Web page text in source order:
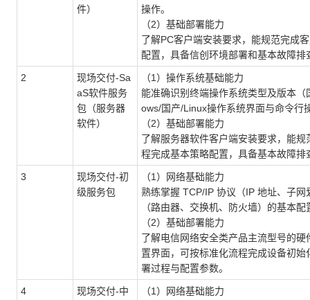
件）
操作。
（2）基础部署能力
了解PC客户端安装要求，能规范完成
配置，具备信创环境部署和基本故障排
2
现场交付-Sa
aS软件服务
包（服务器
软件）
（1）操作系统基础能力
能准确识别终端操作系统类型及版本
ows/国产/Linux操作系统界面与命令行
（2）基础部署能力
了解服务器软件客户端安装要求，能
程完成基本策略配置，具备基本故障排
3
现场交付-初
级服务包
（1）网络基础能力
熟练掌握 TCP/IP 协议（IP 地址、子
（路由器、交换机、防火墙）的基本
（2）基础部署能力
了解电信网络安全类产品主流型号的
置界面，可按标准化流程完成设备初
署过程与配置参数。
4
现场交付-中
（1）网络基础能力